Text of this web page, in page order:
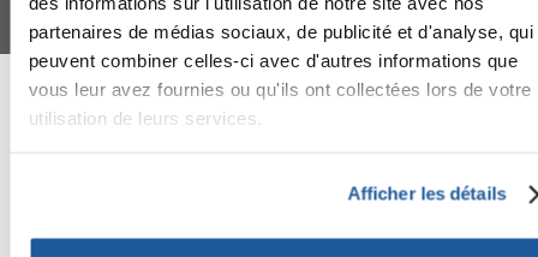
partenaires de médias sociaux, de publicité et d'analyse, qui
peuvent combiner celles-ci avec d'autres informations que
vous leur avez fournies ou qu'ils ont collectées lors de votre
utilisation de leurs services.
Afficher les détails
© 2024-2026 FERA 24 UG.
FERA INTERNATIONAL: